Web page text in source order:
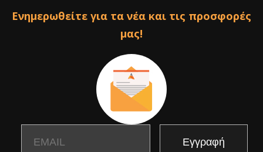
Ενημερωθείτε για τα νέα και τις προσφορές
μας!